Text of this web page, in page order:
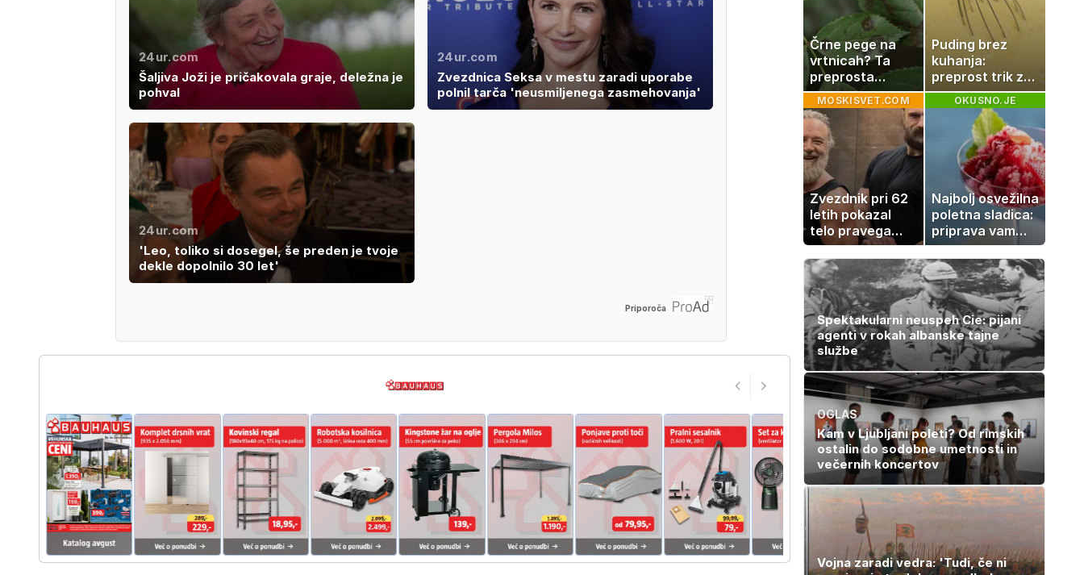
24ur.com
Šaljiva Joži je pričakovala graje, deležna je
pohval
24ur.com
Zvezdnica Seksa v mestu zaradi uporabe
polnil tarča 'neusmiljenega zasmehovanja'
24ur.com
'Leo, toliko si dosegel, še preden je tvoje
dekle dopolnilo 30 let'
Priporoča
za pet evrov
Črne pege na
vrtnicah? Ta
preprosta
sestavina
pomaga
preprečiti
težavo
Puding brez
kuhanja:
preprost trik za
pripravo v le
nekaj minutah
MOSKISVET.COM
Zvezdnik pri 62
letih pokazal
telo pravega
gladiatorja
OKUSNO.JE
Najbolj osvežilna
poletna sladica:
priprava vam
vzame le 10
minut
Spektakularni neuspeh Cie: pijani
agenti v rokah albanske tajne
službe
OGLAS
Kam v Ljubljani poleti? Od rimskih
ostalin do sodobne umetnosti in
večernih koncertov
Vojna zaradi vedra: 'Tudi, če ni